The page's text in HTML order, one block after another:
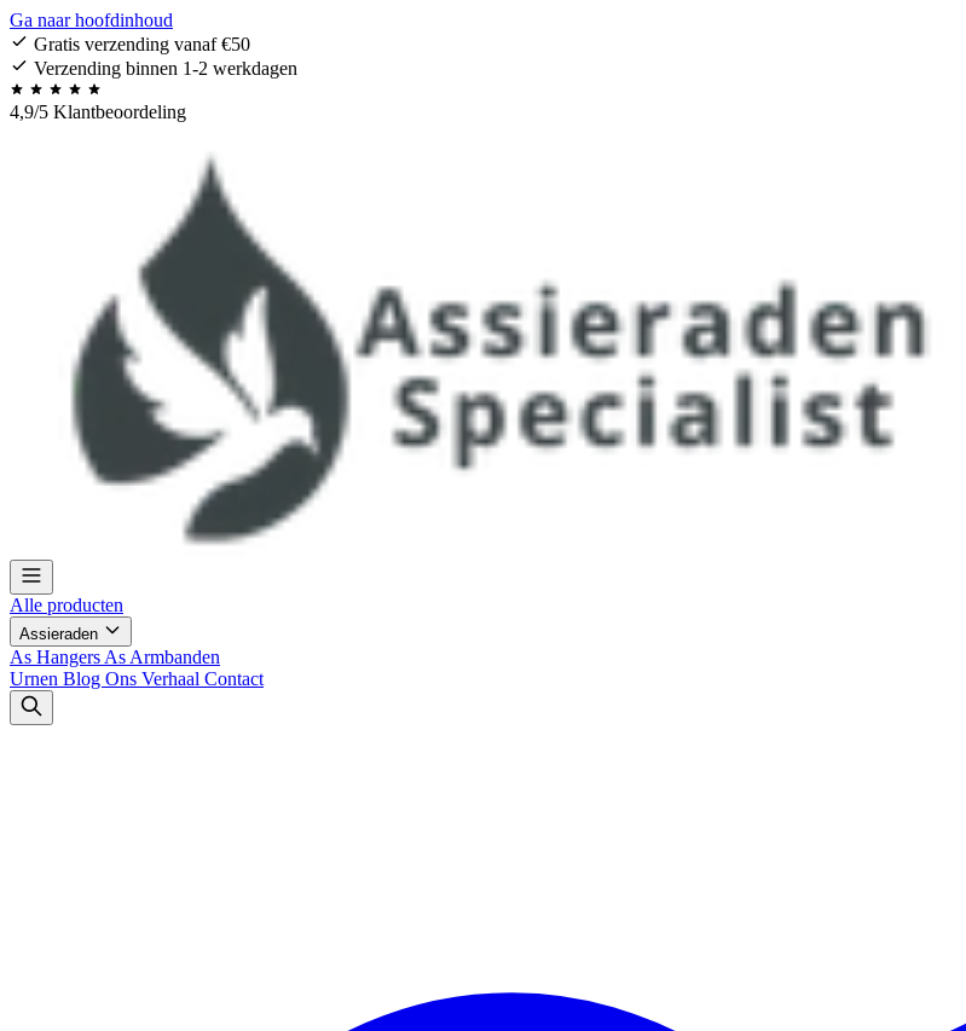
Ga naar hoofdinhoud
Gratis verzending vanaf €50
Verzending binnen 1-2 werkdagen
4,9/5 Klantbeoordeling
Alle producten
Assieraden
As Hangers As Armbanden
Urnen Blog Ons Verhaal Contact